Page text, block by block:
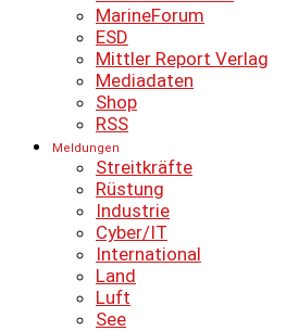
MarineForum
ESD
Mittler Report Verlag
Mediadaten
Shop
RSS
Meldungen
Streitkräfte
Rüstung
Industrie
Cyber/IT
International
Land
Luft
See